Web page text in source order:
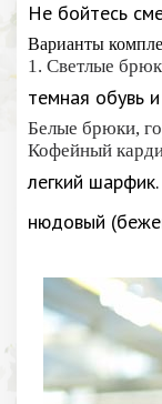
Не бойтесь
Варианты
1. Светлые
темная обувь
Белые брюки,
Кофейный
легкий
нюдовый